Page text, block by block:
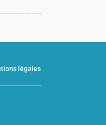
légales